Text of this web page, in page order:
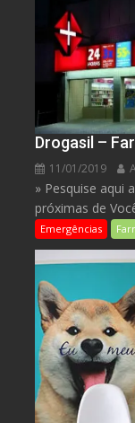
Drogasil –
11/01/2019
» Pesquise aqui
próximas de
Emergências